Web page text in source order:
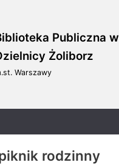
Publiczna w
Żoliborz
Warszawy
rodzinny